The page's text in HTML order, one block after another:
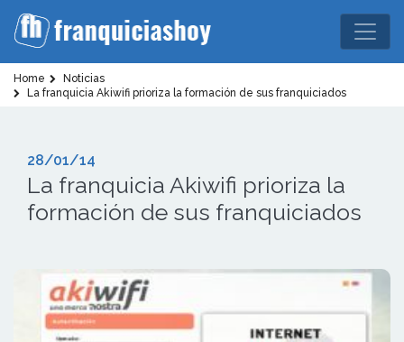
Home
Noticias
La franquicia Akiwifi prioriza la formación de sus franquiciados
28/01/14
La franquicia Akiwifi prioriza la
formación de sus franquiciados